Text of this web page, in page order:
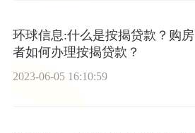
环球信息:什么是按揭贷款？购房
者如何办理按揭贷款？
2023-06-05 16:10:59